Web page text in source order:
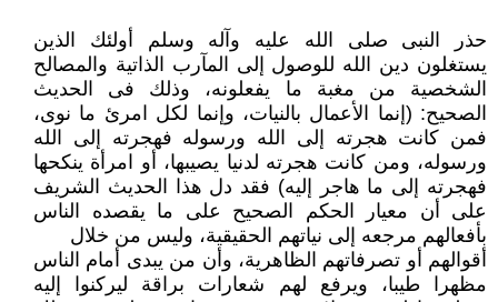
حذر النبى صلى الله عليه وآله وسلم أولئك الذين
يستغلون دين الله‎ ‎للوصول إلى المآرب الذاتية والمصالح
الشخصية من ‏مغبة ما يفعلونه، وذلك فى الحديث
الصحيح: (إنما الأعمال بالنيات، وإنما لكل امرئ ما نوى،
‏فمن كانت هجرته إلى الله ورسوله فهجرته إلى الله
ورسوله، ومن كانت هجرته لدنيا يصيبها، أو ‏امرأة ينكحها
فهجرته إلى ما هاجر إليه) فقد دل هذا الحديث الشريف
على أن معيار الحكم ‏الصحيح على ما يقصده الناس
بأفعالهم مرجعه إلى نياتهم الحقيقية، وليس من خلال
أقوالهم أو تصرفاتهم الظاهرية، وأن من يبدى أمام الناس
مظهرا طيبا، ويرفع لهم شعارات براقة ‏ليركنوا إليه